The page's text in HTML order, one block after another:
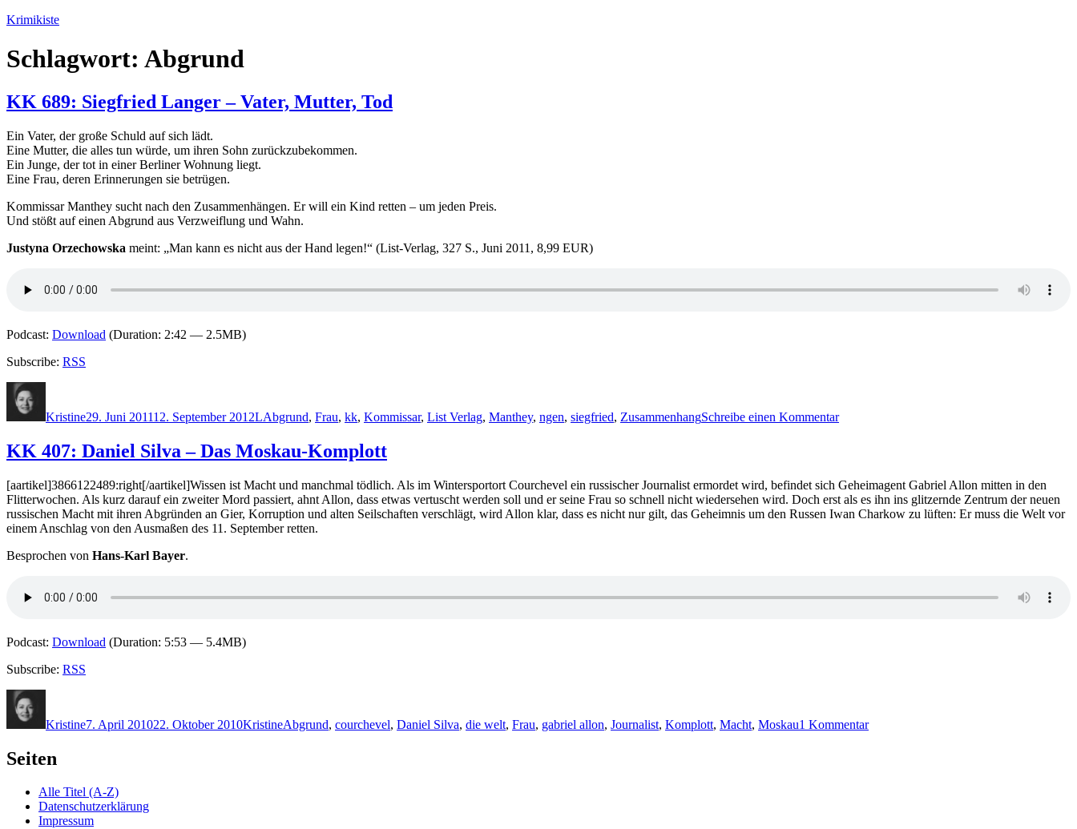
Zum
springen
Krimikiste
Schlagwort: Abgrund
KK 689: Siegfried Langer – Vater, Mutter, Tod
Ein Vater, der große Schuld auf sich lädt.
Eine Mutter, die alles tun würde, um ihren Sohn zurückzubekommen.
Ein Junge, der tot in einer Berliner Wohnung liegt.
Eine Frau, deren Erinnerungen sie betrügen.
Kommissar Manthey sucht nach den Zusammenhängen. Er will ein Kind retten – um jeden Preis.
Und stößt auf einen Abgrund aus Verzweiflung und Wahn.
Justyna Orzechowska meint: „Man kann es nicht aus der Hand legen!“ (List-Verlag, 327 S., Juni 2011, 8,99 EUR)
Podcast: Download (Duration: 2:42 — 2.5MB)
Subscribe: RSS
Kristine29. Juni 201112. September 2012LAbgrund, Frau, kk, Kommissar, List Verlag, Manthey, ngen, siegfried, ZusammenhangSchreibe einen Kommentar689:
Mutter,
Tod
KK 407: Daniel Silva – Das Moskau-Komplott
[aartikel]3866122489:right[/aartikel]Wissen ist Macht und manchmal tödlich. Als im Wintersportort Courchevel ein russischer Journalist ermordet wird, befindet sich Geheimagent Gabriel Allon mitten in den
Flitterwochen. Als kurz darauf ein zweiter Mord passiert, ahnt Allon, dass etwas vertuscht werden soll und er seine Frau so schnell nicht wiedersehen wird. Doch erst als es ihn ins glitzernde Zentrum der neuen
russischen Macht mit ihren Abgründen an Gier, Korruption und alten Seilschaften verschlägt, wird Allon klar, dass es nicht nur gilt, das Geheimnis um den Russen Iwan Charkow zu lüften: Er muss die Welt vor
einem Anschlag von den Ausmaßen des 11. September retten.
Besprochen von Hans-Karl Bayer.
Podcast: Download (Duration: 5:53 — 5.4MB)
Subscribe: RSS
Kristine7. April 201022. Oktober 2010KristineAbgrund, courchevel, Daniel Silva, die welt, Frau, gabriel allon, Journalist, Komplott, Macht, Moskau1 Kommentar407:
Seiten
Alle Titel (A-Z)
Datenschutzerklärung
Impressum